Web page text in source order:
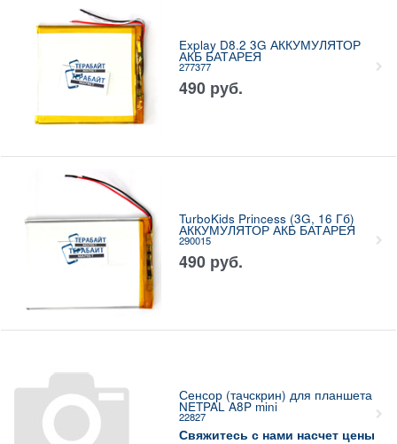
Explay D8.2 3G АККУМУЛЯТОР
АКБ БАТАРЕЯ
277377
490 руб.
TurboKids Princess (3G, 16 Гб)
АККУМУЛЯТОР АКБ БАТАРЕЯ
290015
490 руб.
Сенсор (тачскрин) для планшета
NETPAL A8P mini
22827
Свяжитесь с нами насчет цены